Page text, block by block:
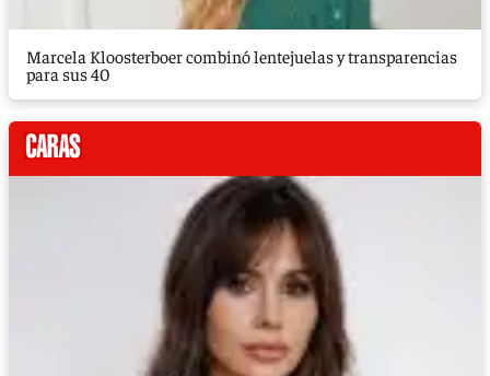
Marcela Kloosterboer combinó lentejuelas y transparencias
para sus 40